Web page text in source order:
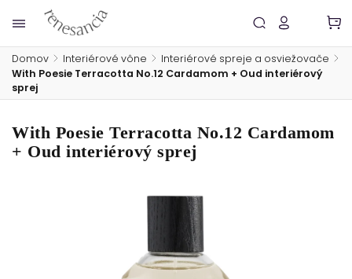
Domov / Interiérové vône / Interiérové spreje a osviežovače /
With Poesie Terracotta No.12 Cardamom + Oud interiérový
sprej
With Poesie Terracotta No.12 Cardamom
+ Oud interiérový sprej